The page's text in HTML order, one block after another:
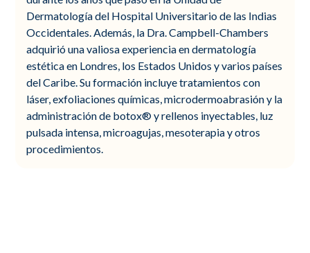
Dermatología del Hospital Universitario de las Indias
Occidentales. Además, la Dra. Campbell-Chambers
adquirió una valiosa experiencia en dermatología
estética en Londres, los Estados Unidos y varios países
del Caribe. Su formación incluye tratamientos con
láser, exfoliaciones químicas, microdermoabrasión y la
administración de botox® y rellenos inyectables, luz
pulsada intensa, microagujas, mesoterapia y otros
procedimientos.